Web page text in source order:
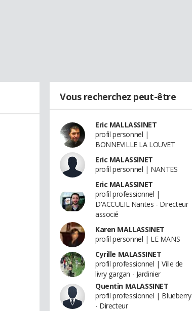
Vous recherchez peut-être
Eric MALLASSINET
profil personnel |
BONNEVILLE LA LOUVET
Eric MALASSINET
profil personnel | NANTES
Eric MALASSINET
profil professionnel |
D'ACCUEIL Nantes - Directeur
associé
Karen MALLASSINET
profil personnel | LE MANS
Cyrille MALASSINET
profil professionnel | Ville de
livry gargan - Jardinier
Quentin MALASSINET
profil professionnel | Blueberry
- Directeur